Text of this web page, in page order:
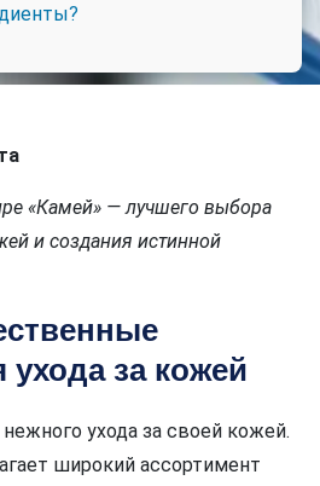
«Камей» — лучшего выбора
и создания истинной
ухода за кожей
ухода за своей кожей.
широкий ассортимент